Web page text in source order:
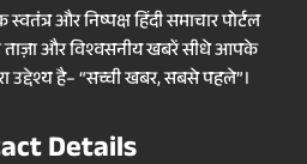
और निष्पक्ष हिंदी समाचार पोर्टल
ताज़ा और विश्वसनीय खबरें सीधे आपके
उद्देश्य है– “सच्ची खबर, सबसे पहले”।
Details